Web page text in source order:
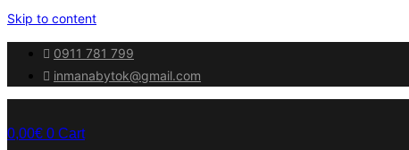
Skip to content
0911 781 799
inmanabytok@gmail.com
0,00€ 0 Cart